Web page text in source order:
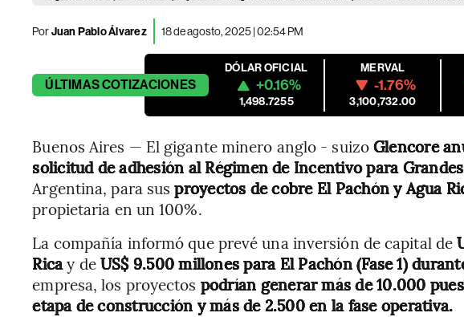
PorJuan Pablo Álvarez 18 de agosto, 2025 | 02:54 PM
ÚLTIMASCOTIZACIONES
DÓLAR OFICIAL
+0.16%
1,498.7255
MERVAL
-1.76%
3,100,732.00
Buenos Aires — El gigante minero anglo - suizoGlencore
solicitud de adhesión al Régimen de Incentivo para
Argentina, para susproyectos de cobre El Pachón y Agua
propietaria en un 100%.
La compañía informó que prevé una inversión de capital de
Ricay deUS$ 9.500 millones para El Pachón (Fase 1)
empresa, los proyectos podrían generar más de 10.000
etapa de construcción y más de 2.500 en la fase operativa.